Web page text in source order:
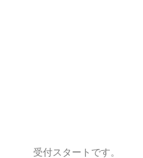
受付スタートです。